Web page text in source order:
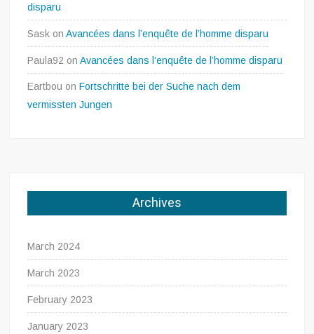
disparu
Sask onAvancées dans l’enquête de l’homme disparu
Paula92 onAvancées dans l’enquête de l’homme disparu
Eartbou onFortschritte bei der Suche nach dem
vermissten Jungen
Archives
March 2024
March 2023
February 2023
January 2023